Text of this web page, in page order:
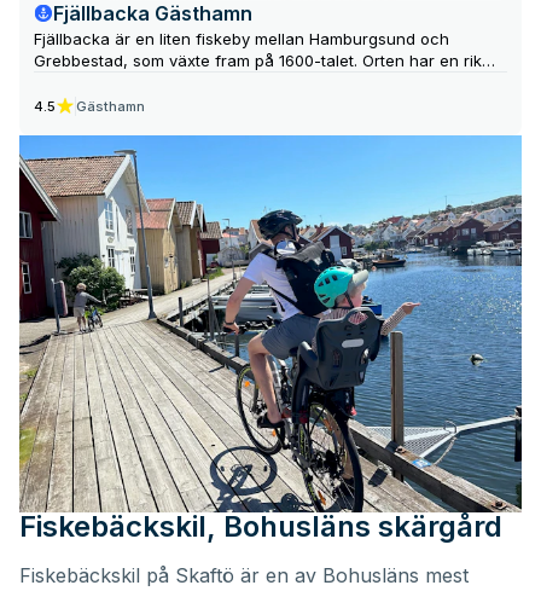
Fjällbacka Gästhamn
Fjällbacka är en liten fiskeby mellan Hamburgsund och
Grebbestad, som växte fram på 1600-talet. Orten har en rik
turism och tillverkningsindustri de dominerande näringarna.
4.5 Gästhamn
Fiskebäckskil, Bohusläns skärgård
Fiskebäckskil på Skaftö är en av Bohusläns mest